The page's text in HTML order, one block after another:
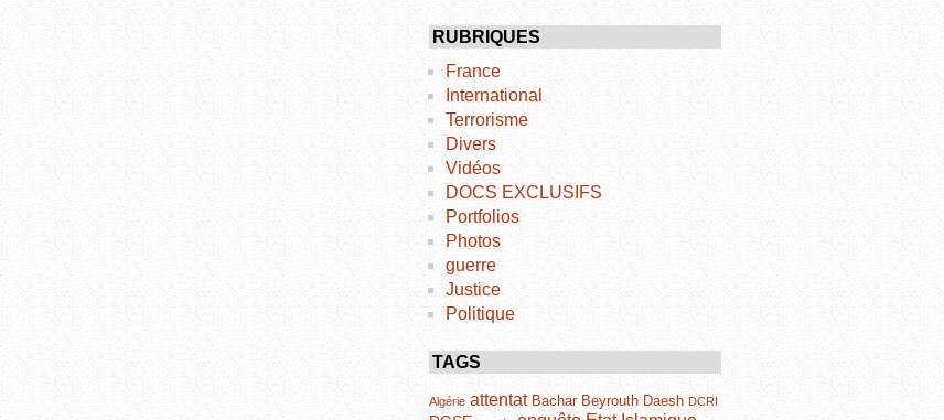
RUBRIQUES
France
International
Terrorisme
Divers
Vidéos
DOCS EXCLUSIFS
Portfolios
Photos
guerre
Justice
Politique
TAGS
Algérie attentat Bachar Beyrouth Daesh DCRI